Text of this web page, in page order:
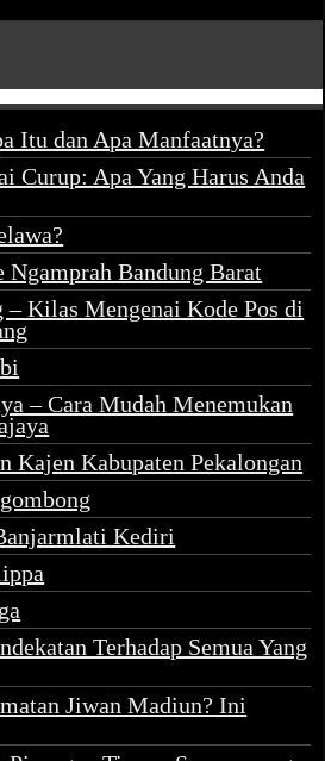
Itu dan Apa Manfaatnya?
Curup: Apa Yang Harus Anda
Ngamprah Bandung Barat
– Kilas Mengenai Kode Pos di
– Cara Mudah Menemukan
Kajen Kabupaten Pekalongan
Kediri
Terhadap Semua Yang
Jiwan Madiun? Ini